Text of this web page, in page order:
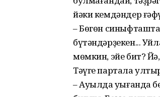
йәки кемдәндер
– Бөгөн
бүтәндәрҙекен...
мөмкин, эйе бит?
Тәүге партала
– Ауылда уҡығанда